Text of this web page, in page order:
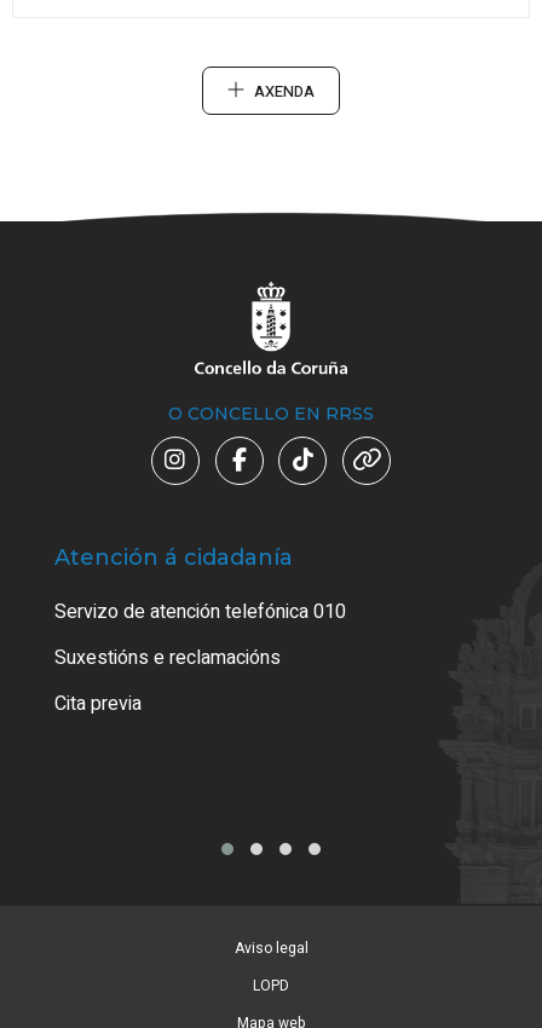
AXENDA
O CONCELLO EN RRSS
Atención á cidadanía
Servizo de atención telefónica 010
Suxestións e reclamacións
Cita previa
Aviso legal
LOPD
Mapa web